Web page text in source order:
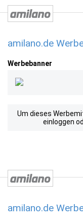
amilano.de
Werbebanner
Um dieses
einloggen
amilano.de